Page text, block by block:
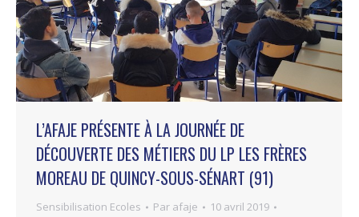
L’AFAJE PRÉSENTE À LA JOURNÉE DE
DÉCOUVERTE DES MÉTIERS DU LP LES FRÈRES
MOREAU DE QUINCY-SOUS-SÉNART (91)
Sensibilisation Ecoles Par afaje
10 avril 2019